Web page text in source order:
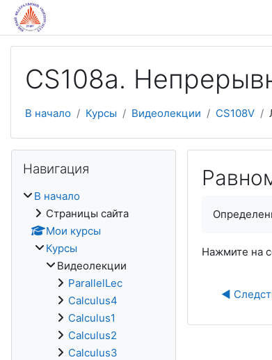
Перейти к основному содержанию
CS108a.
В начало Курсы Видеолекции CS108V
Нажмите на
◀︎
Навигация
В начало
Страницы сайта
Мои курсы
Курсы
Видеолекции
ParallelLec
Calculus4
Calculus1
Calculus2
Calculus3